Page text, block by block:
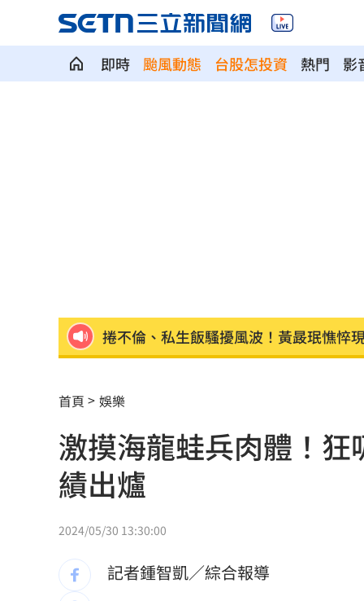
即時 颱風動態 台股怎投資 熱門 影
捲不倫、私生飯騷擾風波！黃晸珉憔悴
除夕夜母被帶走？兒上署長室留言：要
「小飛機」失控撞民宅！肇事玩家疑落
本週超夯光通訊 AAOI進補台股3強
女團成員手劇烈顫抖 韓網：身體恐出
台中男發酒瘋遭管束！尿在警察身上下
首頁 娛樂
激摸海龍蛙兵肉體！
績出爐
2024/05/30 13:30:00
記者鍾智凱／綜合報導